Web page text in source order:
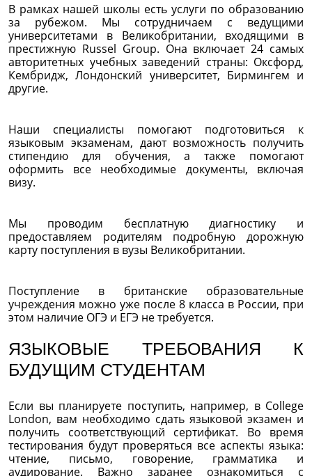
В рамках нашей школы есть услуги по образованию
за рубежом. Мы сотрудничаем с ведущими
университетами в Великобритании, входящими в
престижную Russel Group. Она включает 24 самых
авторитетных учебных заведений страны: Оксфорд,
Кембридж, Лондонский университет, Бирмингем и
другие.
Наши специалисты помогают подготовиться к
языковым экзаменам, дают возможность получить
стипендию для обучения, а также помогают
оформить все необходимые документы, включая
визу.
Мы проводим бесплатную диагностику и
предоставляем родителям подробную дорожную
карту поступления в вузы Великобритании.
Поступление в британские образовательные
учреждения можно уже после 8 класса в России, при
этом наличие ОГЭ и ЕГЭ не требуется.
ЯЗЫКОВЫЕ ТРЕБОВАНИЯ К
БУДУЩИМ СТУДЕНТАМ
Если вы планируете поступить, например, в College
London, вам необходимо сдать языковой экзамен и
получить соответствующий сертификат. Во время
тестирования будут проверяться все аспекты языка:
чтение, письмо, говорение, грамматика и
аудирование. Важно заранее ознакомиться с